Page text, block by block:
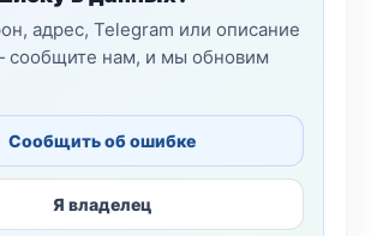
адрес, Telegram или описание
сообщите нам, и мы обновим
Сообщить об ошибке
Я владелец